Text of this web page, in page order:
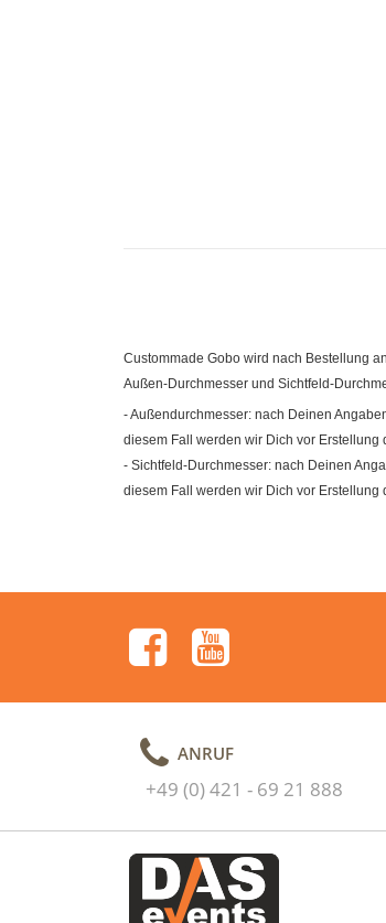
Custommade Gobo wird nach Bestellung
Außen-Durchmesser und Sichtfeld-
- Außendurchmesser: nach Deinen
diesem Fall werden wir Dich vor Erstellung
- Sichtfeld-Durchmesser: nach Deinen
diesem Fall werden wir Dich vor Erstellung
ANRUF
+49 (0) 421 - 69 21 888